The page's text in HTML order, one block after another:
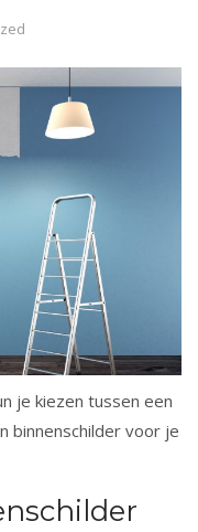
je kiezen tussen een
binnenschilder voor je